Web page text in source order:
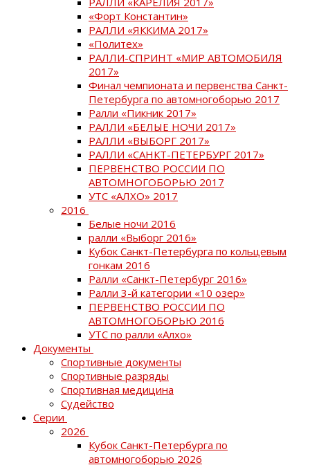
«Форт Константин»
РАЛЛИ «ЯККИМА 2017»
«Политех»
РАЛЛИ-СПРИНТ «МИР АВТОМОБИЛЯ
2017»
Финал чемпионата и первенства Санкт-
Петербурга по автомногоборью 2017
Ралли «Пикник 2017»
РАЛЛИ «БЕЛЫЕ НОЧИ 2017»
РАЛЛИ «ВЫБОРГ 2017»
РАЛЛИ «САНКТ-ПЕТЕРБУРГ 2017»
ПЕРВЕНСТВО РОССИИ ПО
АВТОМНОГОБОРЬЮ 2017
УТС «АЛХО» 2017
2016
Белые ночи 2016
ралли «Выборг 2016»
Кубок Санкт-Петербурга по кольцевым
гонкам 2016
Ралли «Санкт-Петербург 2016»
Ралли 3-й категории «10 озер»
ПЕРВЕНСТВО РОССИИ ПО
АВТОМНОГОБОРЬЮ 2016
УТС по ралли «Алхо»
Документы
Спортивные документы
Спортивные разряды
Спортивная медицина
Судейство
Серии
2026
Кубок Санкт-Петербурга по
автомногоборью 2026